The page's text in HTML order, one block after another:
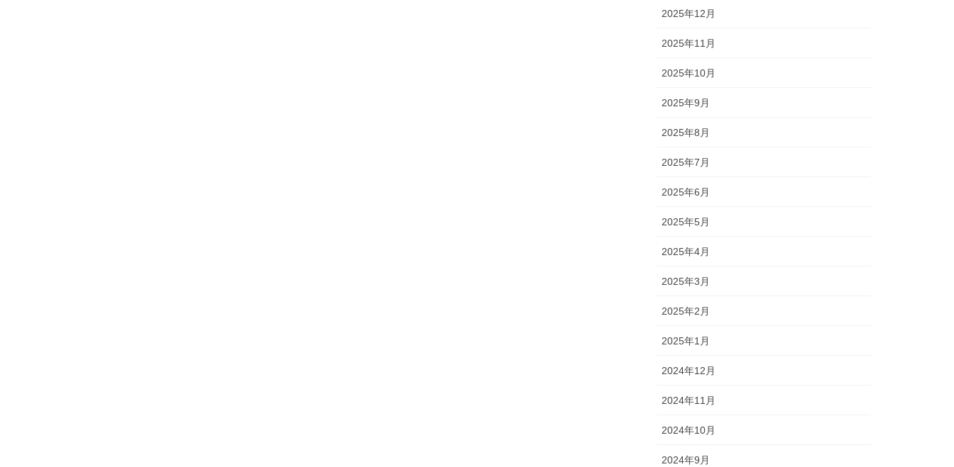
2025年12月
2025年11月
2025年10月
2025年9月
2025年8月
2025年7月
2025年6月
2025年5月
2025年4月
2025年3月
2025年2月
2025年1月
2024年12月
2024年11月
2024年10月
2024年9月